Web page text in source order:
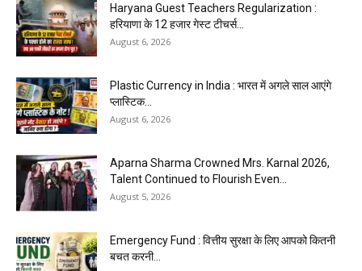
Haryana Guest Teachers Regularization :
हरियाणा के 12 हजार गेस्ट टीचर्स...
August 6, 2026
Plastic Currency in India : भारत में अगले साल आएंगे
प्लास्टिक...
August 6, 2026
Aparna Sharma Crowned Mrs. Karnal 2026,
Talent Continued to Flourish Even...
August 5, 2026
Emergency Fund : वित्तीय सुरक्षा के लिए आपको कितनी
बचत करनी...